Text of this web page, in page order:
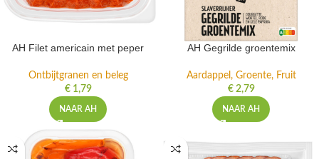
Ontbijtgranen en beleg
€ 1,79
NAAR AH
Aardappel, Groente, Fruit
€ 2,79
NAAR AH